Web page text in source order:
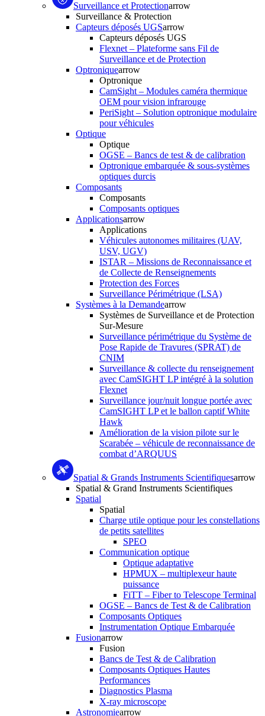
Surveillance et Protectionarrow
Surveillance & Protection
Capteurs déposés UGSarrow
Capteurs déposés UGS
Flexnet – Plateforme sans Fil de
Surveillance et de Protection
Optroniquearrow
Optronique
CamSight – Modules caméra thermique
OEM pour vision infrarouge
PeriSight – Solution optronique modulaire
pour véhicules
Optique
Optique
OGSE – Bancs de test & de calibration
Optronique embarquée & sous-systèmes
optiques durcis
Composants
Composants
Composants optiques
Applicationsarrow
Applications
Véhicules autonomes militaires (UAV,
USV, UGV)
ISTAR – Missions de Reconnaissance et
de Collecte de Renseignements
Protection des Forces
Surveillance Périmétrique (LSA)
Systèmes à la Demandearrow
Systèmes de Surveillance et de Protection
Sur-Mesure
Surveillance périmétrique du Système de
Pose Rapide de Travures (SPRAT) de
CNIM
Surveillance & collecte du renseignement
avec CamSIGHT LP intégré à la solution
Flexnet
Surveillance jour/nuit longue portée avec
CamSIGHT LP et le ballon captif White
Hawk
Amélioration de la vision pilote sur le
Scarabée – véhicule de reconnaissance de
combat d’ARQUUS
Spatial & Grands Instruments Scientifiquesarrow
Spatial & Grand Instruments Scientifiques
Spatial
Spatial
Charge utile optique pour les constellations
de petits satellites
SPEO
Communication optique
Optique adaptative
HPMUX – multiplexeur haute
puissance
FiTT – Fiber to Telescope Terminal
OGSE – Bancs de Test & de Calibration
Composants Optiques
Instrumentation Optique Embarquée
Fusionarrow
Fusion
Bancs de Test & de Calibration
Composants Optiques Hautes
Performances
Diagnostics Plasma
X-ray microscope
Astronomiearrow